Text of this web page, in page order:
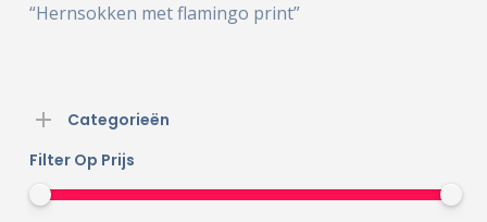
“Hernsokken met flamingo print”
Categorieën
Filter Op Prijs